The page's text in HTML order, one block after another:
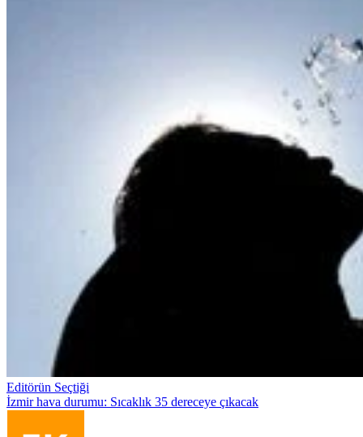
Editörün Seçtiği
İzmir hava durumu: Sıcaklık 35 dereceye çıkacak